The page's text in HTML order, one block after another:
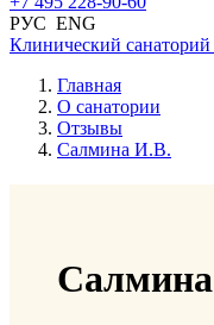
РУС ENG
Клинический санаторий
Главная
О санатории
Отзывы
Салмина И.В.